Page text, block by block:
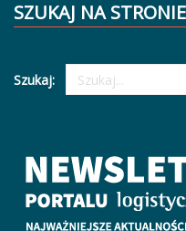
SZUKAJ NA STRONIE
Szukaj: